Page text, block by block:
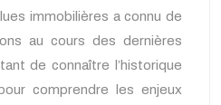
immobilières a connu de
au cours des dernières
de connaître l’historique
comprendre les enjeux